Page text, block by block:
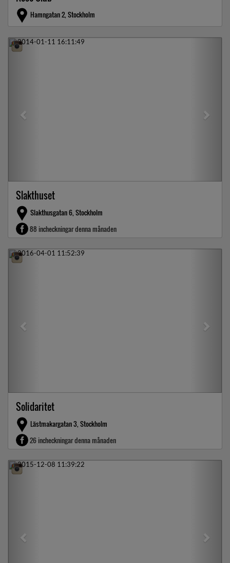
Hamngatan 2, Stockholm
Previous
Slakthuset
Slakthusgatan 6, Stockholm
88 incheckningar denna månaden
Previous
Solidaritet
Lästmakargatan 3, Stockholm
26 incheckningar denna månaden
Previous